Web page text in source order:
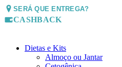
SERÁ QUE ENTREGA?
CASHBACK
Dietas e Kits
Almoço ou Jantar